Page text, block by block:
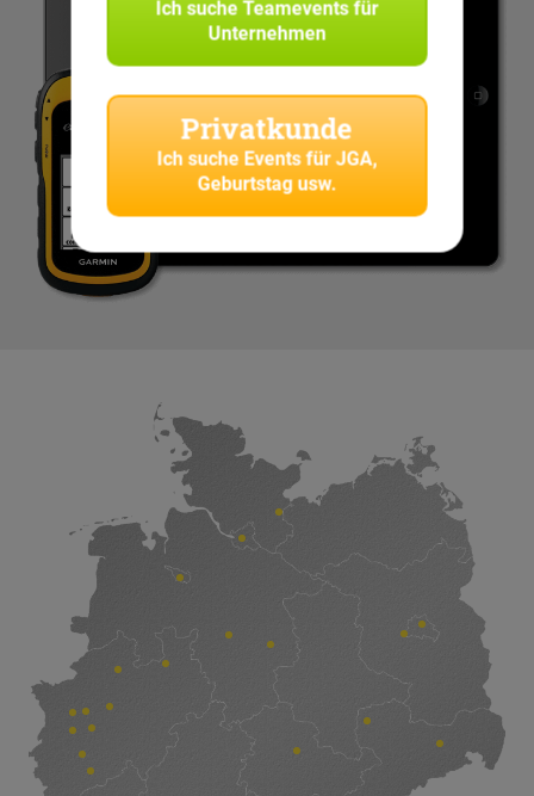
Ich sucheTeamevents für
Unternehmen
Privatkunde
Ich suche Events für JGA,
Geburtstag usw.